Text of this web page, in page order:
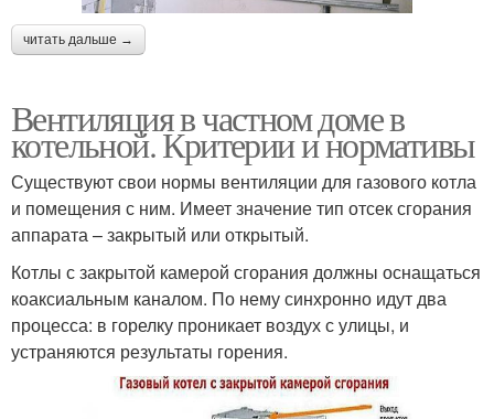
читать дальше →
Вентиляция в частном доме в
котельной. Критерии и нормативы
Существуют свои нормы вентиляции для газового котла
и помещения с ним. Имеет значение тип отсек сгорания
аппарата – закрытый или открытый.
Котлы с закрытой камерой сгорания должны оснащаться
коаксиальным каналом. По нему синхронно идут два
процесса: в горелку проникает воздух с улицы, и
устраняются результаты горения.